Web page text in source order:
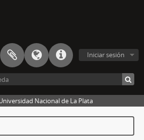
Iniciar sesión
Nacional de La Plata